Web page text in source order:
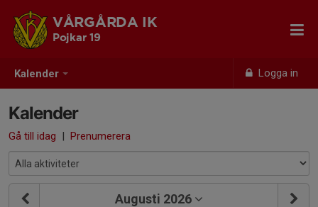
Kalender Logga in
VÅRGÅRDA IK
Pojkar 19
Kalender
Gå till idag | Prenumerera
Augusti 2026